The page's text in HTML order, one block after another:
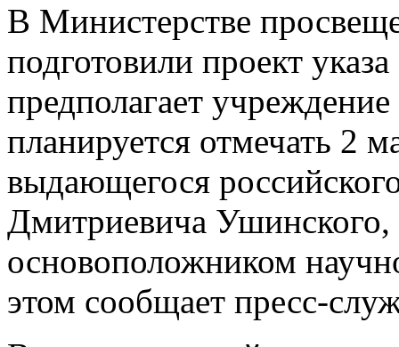
В Министерстве
подготовили проект
предполагает
планируется отмечать 2
выдающегося
Дмитриевича Ушинского,
основоположником
этом сообщает пресс-